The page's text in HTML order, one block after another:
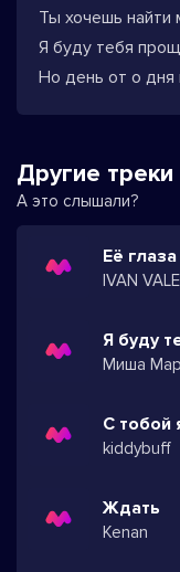
Ты хочешь найти
Я буду тебя
Но день от о
Другие
А это слышали?
Её глаза
IVAN
Я буду
Миша
kiddybuff
Ждать
Kenan